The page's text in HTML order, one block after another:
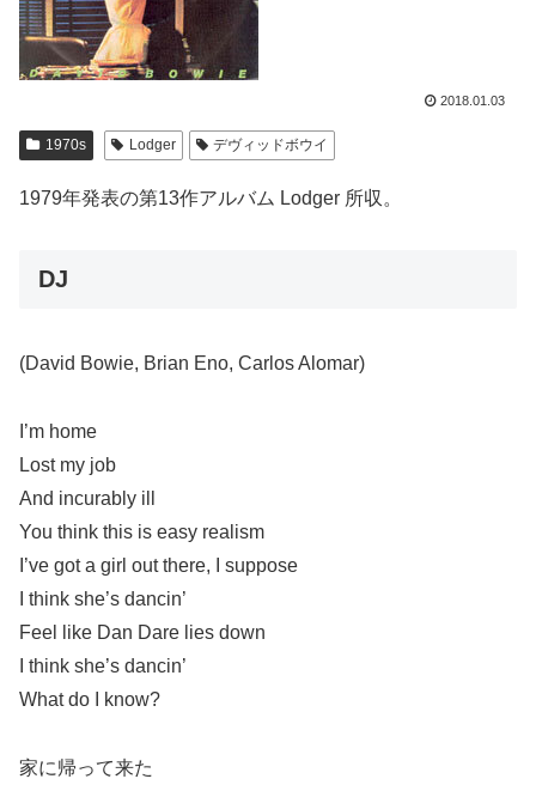
2018.01.03
1970s Lodger デヴィッドボウイ
1979年発表の第13作アルバム Lodger 所収。
DJ
(David Bowie, Brian Eno, Carlos Alomar)
I’m home
Lost my job
And incurably ill
You think this is easy realism
I’ve got a girl out there, I suppose
I think she’s dancin’
Feel like Dan Dare lies down
I think she’s dancin’
What do I know?
家に帰って来た